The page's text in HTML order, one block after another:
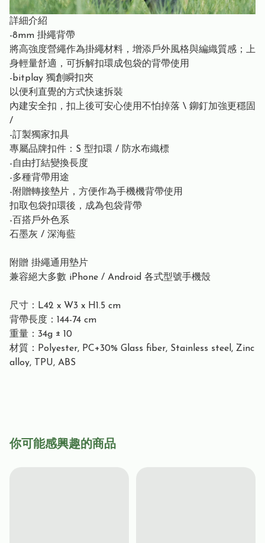
詳細介紹
-8mm 掛繩背帶
將高強度營繩作為掛繩材料，增添戶外風格與編織質感；上
身輕量舒適，可拆解扣環成包袋的背帶使用
-bitplay 獨創瞬扣夾
以便利直覺的方式快速拆裝
內建安全扣，扣上後可安心使用不怕掉落 \ 鉚釘加強更穩固
/
-訂製獨家扣具
專屬品牌扣件：S 型扣環 / 防水布織標
-自由打結變換長度
-多種背帶用途
-附贈轉接墊片，方便作為手機機背帶使用
扣取包袋扣環後，成為包袋背帶
-百搭戶外色系
石墨灰 / 深海藍
附贈 掛繩通用墊片
兼容絕大多數 iPhone / Android 各式型號手機殼
尺寸：L42 x W3 x H1.5 cm
背帶長度：144-74 cm
重量：34g ± 10
材質：Polyester, PC+30% Glass fiber, Stainless steel, Zinc
alloy, TPU, ABS
你可能感興趣的商品